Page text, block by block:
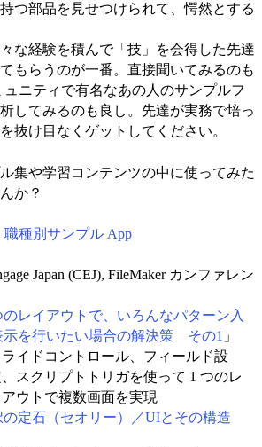
つ部品を見せつけられて、愕然とする
な経験を積んで「技」を会得した先達
もらうのが一番。直接聞いてみるのも
ュニティで有名なあの人のサンプルフ
してみるのも良し。先達が実務で培っ
抜け目なくゲットしてください。
集や学習コンテンツの中に使ってみた
か？
職種別サンプル App
Japan (CEJ), FileMaker カンファレン
のレイアウトで、いろんなパターン入
示を行いたい場合の解決策 その1 」
ライドコントロール、フィールド設
スクリプトトリガを使って 1 つのレ
ウトで複数画面を実現
の定石（セオリー）／UIとその構造